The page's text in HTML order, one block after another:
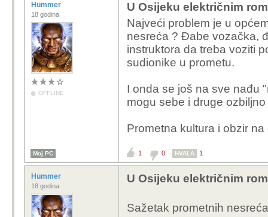
Hummer
18 godina
OFFLINE
U Osijeku električnim
Najveći problem je u
nesreća ? Đabe vozačka,
instruktora da treba voziti
sudionike u prometu.
I onda se još na sve nađu
mogu sebe i druge
Prometna kultura i obzir
Moj PC 1 0 HVALA 1
Hummer
18 godina
U Osijeku električnim
Sažetak prometnih nesreća